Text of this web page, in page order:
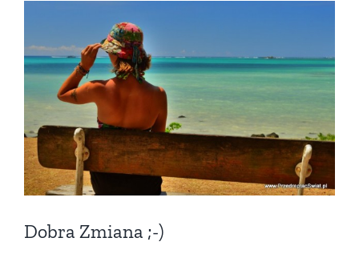
Dobra Zmiana ;-)